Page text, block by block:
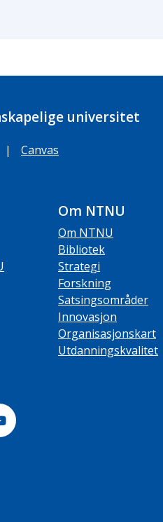
universitet
| Canvas
Om NTNU
Om NTNU
Bibliotek
Strategi
Forskning
Satsingsområder
Innovasjon
Organisasjonskart
Utdanningskvalitet
Youtube